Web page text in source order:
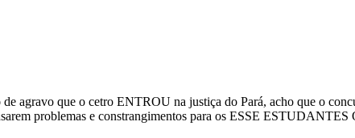
agravo que o cetro ENTROU na justiça do Pará, acho que o
problemas e constrangimentos para os ESSE